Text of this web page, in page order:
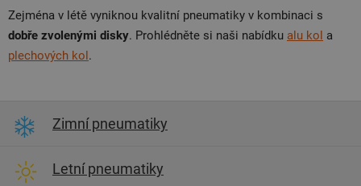
Zejména v létě vyniknou kvalitní pneumatiky v kombinaci s
dobře zvolenými disky. Prohlédněte si naši nabídku alu kol a
plechových kol.
Zimní pneumatiky
Letní pneumatiky